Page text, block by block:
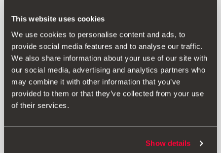
This website uses cookies
We use cookies to personalise content and ads, to
provide social media features and to analyse our traffic.
We also share information about your use of our site with
our social media, advertising and analytics partners who
may combine it with other information that you’ve
provided to them or that they’ve collected from your use
of their services.
Show details
000093990CR
Bezpečnostní sada SEAT (1 mini trojúhelník + vesta +
velká lékárnička)
896.00 Kč
Přejít na produkt